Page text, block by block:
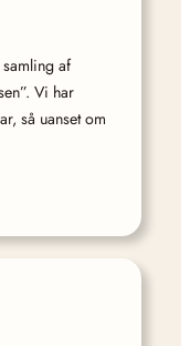
af
Vi har
så uanset om